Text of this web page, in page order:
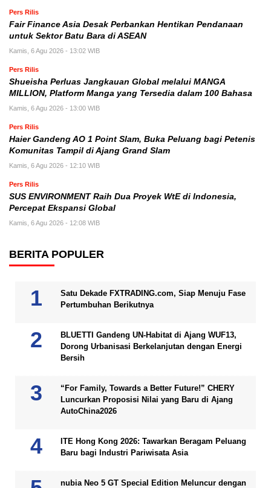
Pers Rilis
Fair Finance Asia Desak Perbankan Hentikan Pendanaan
untuk Sektor Batu Bara di ASEAN
Kamis, 6 Agu 2026 - 13:02 WIB
Pers Rilis
Shueisha Perluas Jangkauan Global melalui MANGA
MILLION, Platform Manga yang Tersedia dalam 100 Bahasa
Kamis, 6 Agu 2026 - 13:00 WIB
Pers Rilis
Haier Gandeng AO 1 Point Slam, Buka Peluang bagi Petenis
Komunitas Tampil di Ajang Grand Slam
Kamis, 6 Agu 2026 - 12:10 WIB
Pers Rilis
SUS ENVIRONMENT Raih Dua Proyek WtE di Indonesia,
Percepat Ekspansi Global
Kamis, 6 Agu 2026 - 12:08 WIB
BERITA POPULER
Satu Dekade FXTRADING.com, Siap Menuju Fase
Pertumbuhan Berikutnya
BLUETTI Gandeng UN-Habitat di Ajang WUF13,
Dorong Urbanisasi Berkelanjutan dengan Energi
Bersih
“For Family, Towards a Better Future!” CHERY
Luncurkan Proposisi Nilai yang Baru di Ajang
AutoChina2026
ITE Hong Kong 2026: Tawarkan Beragam Peluang
Baru bagi Industri Pariwisata Asia
nubia Neo 5 GT Special Edition Meluncur dengan